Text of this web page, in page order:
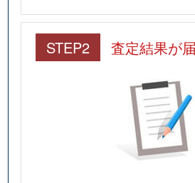
STEP2 査定結果が